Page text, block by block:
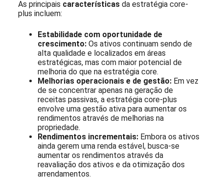
As principais característicasda estratégia core-
plus incluem:
Estabilidade com oportunidade de
crescimento:Os ativos continuam sendo de
alta qualidade e localizados em áreas
estratégicas, mas com maior potencial de
melhoria do que na estratégia core.
Melhorias operacionais e de gestão:Em vez
de se concentrar apenas na geração de
receitas passivas, a estratégia core-plus
envolve uma gestão ativa para aumentar os
rendimentos através de melhorias na
propriedade.
Rendimentos incrementais:Embora os ativos
ainda gerem uma renda estável, busca-se
aumentar os rendimentos através da
reavaliação dos ativos e da otimização dos
arrendamentos.